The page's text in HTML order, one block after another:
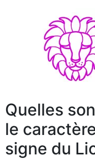
Quelles
le
signe du